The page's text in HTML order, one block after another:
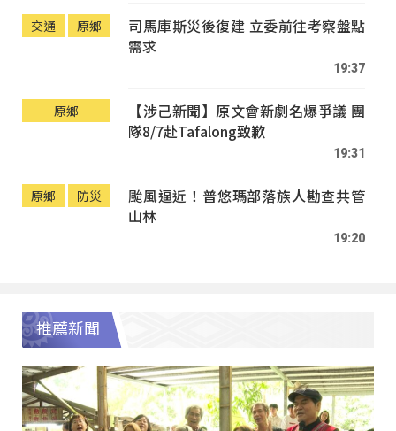
交通 原鄉
司馬庫斯災後復建 立委前往考察盤點
需求
19:37
原鄉
【涉己新聞】原文會新劇名爆爭議 團
隊8/7赴Tafalong致歉
19:31
原鄉 防災
颱風逼近！普悠瑪部落族人勘查共管
山林
19:20
推薦新聞